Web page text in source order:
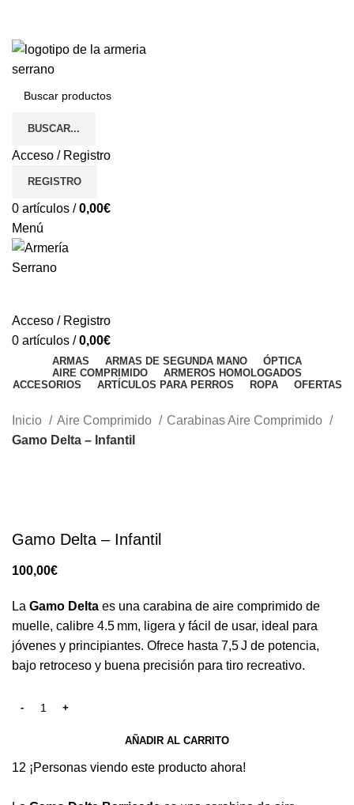
BUSCAR...
Acceso / Registro
REGISTRO
0 artículos / 0,00€
Menú
Acceso / Registro
0 artículos / 0,00€
ARMAS ARMAS DE SEGUNDA MANO
ÓPTICA
AIRE COMPRIMIDO
ARMEROS HOMOLOGADOS
ACCESORIOS
ARTÍCULOS PARA PERROS ROPA OFERTAS
Inicio Aire Comprimido
Carabinas Aire Comprimido
Gamo Delta – Infantil
Gamo Delta – Infantil
€
La Gamo Delta es una carabina de aire comprimido de
muelle, calibre 4.5 mm, ligera y fácil de usar, ideal para
jóvenes y principiantes. Ofrece hasta 7,5 J de potencia,
bajo retroceso y buena precisión para tiro recreativo.
AÑADIR AL CARRITO
12 ¡Personas viendo este producto ahora!